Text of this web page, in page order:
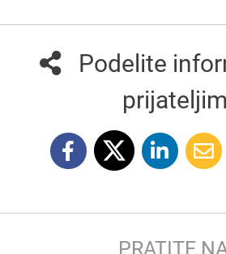
Podelite
PRATITE